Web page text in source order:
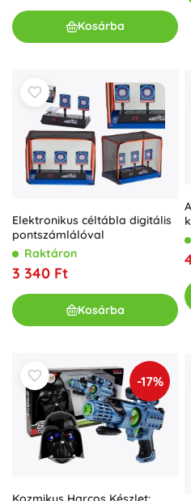
Kosárba
Elektronikus céltábla digitális
pontszámlálóval
Raktáron
3 340 Ft
Kosárba
-17%